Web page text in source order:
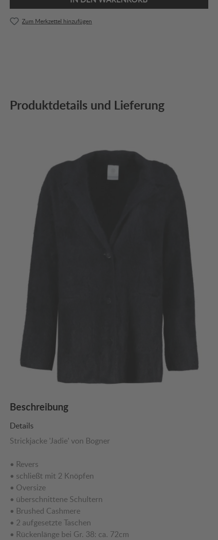
Zum Merkzettel hinzufügen
Produktdetails und Lieferung
Beschreibung
Details
Strickjacke 'Jadie' von Bogner
• Revers
• schließt mit 2 Knöpfen
• Oversize
• überschnittene Schultern
• Brushed Cashmere
• 2 aufgesetzte Taschen
• Rückenlänge bei Gr. 38: ca. 72cm